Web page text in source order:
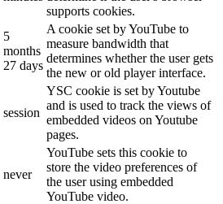
supports cookies.
5
months
27 days
A cookie set by YouTube to
measure bandwidth that
determines whether the user gets
the new or old player interface.
session
YSC cookie is set by Youtube
and is used to track the views of
embedded videos on Youtube
pages.
never
YouTube sets this cookie to
store the video preferences of
the user using embedded
YouTube video.